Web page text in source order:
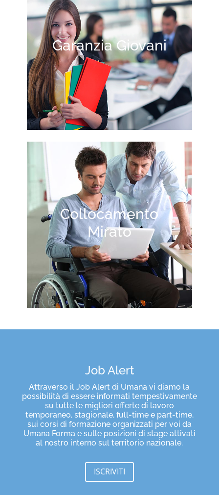
Garanzia Giovani
Collocamento
Mirato
Job Alert
Attraverso il Job Alert di Umana vi diamo la
possibilità di essere informati tempestivamente
su tutte le migliori offerte di lavoro
temporaneo, stagionale, full-time e part-time,
sui corsi di formazione organizzati per voi da
Umana Forma e sulle posizioni di stage attivati
al nostro interno sul territorio nazionale.
ISCRIVITI